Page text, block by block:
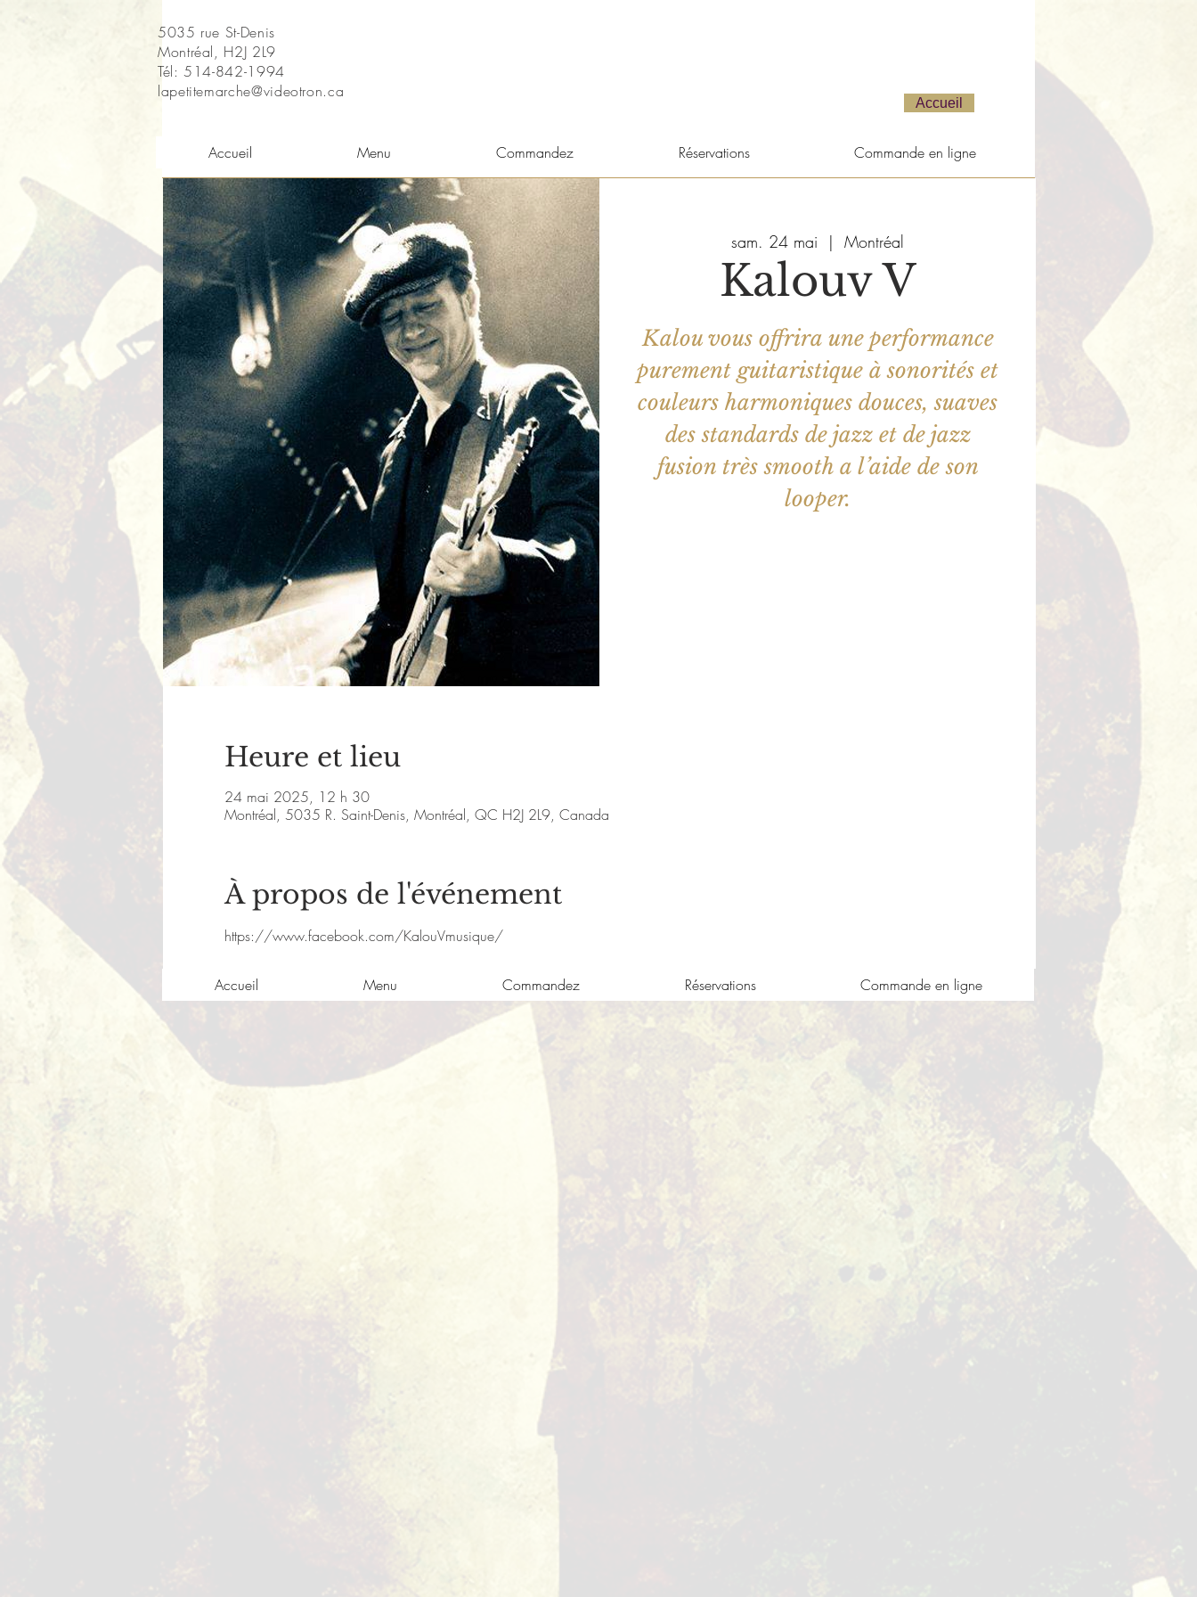
5035 rue St-Denis
Montréal, H2J 2L9
Tél: 514-842-1994
lapetitemarche@videotron.ca
Accueil
Accueil Menu Commandez Réservations Commande en ligne
sam. 24 mai
  |
Montréal
Kalouv V
Kalou vous offrira une performance
purement guitaristique à sonorités et
couleurs harmoniques douces, suaves
des standards de jazz et de jazz
fusion très smooth a l’aide de son
looper.
Heure et lieu
24 mai 2025, 12 h 30
Montréal, 5035 R. Saint-Denis, Montréal, QC H2J 2L9, Canada
À propos de l'événement
https://www.facebook.com/KalouVmusique/
Accueil Menu Commandez Réservations Commande en ligne